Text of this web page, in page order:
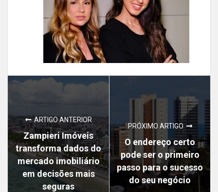
ARTIGO ANTERIOR
Zampieri Imóveis
transforma dados do
mercado imobiliário
em decisões mais
seguras
PRÓXIMO ARTIGO
O endereço certo
pode ser o primeiro
passo para o sucesso
do seu negócio